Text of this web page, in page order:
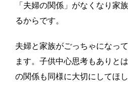
「夫婦の関係」がなくなり家
るからです。
夫婦と家族がごっちゃになっ
ます。子供中心思考もありと
の関係も同様に大切にしてほし